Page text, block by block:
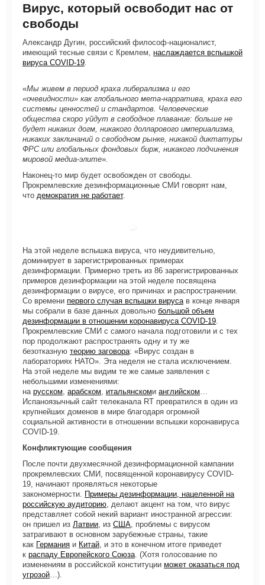
Вирус, который освободит нас от
свободы
Александр Дугин, российский философ-националист,
имеющий тесные связи с Кремлем, наслаждается вспышкой
вируса COVID-19
«Мы живем в период краха либерализма и его
«очевидности» как глобального мета-нарратива, краха его
системы ценностей и стандартов. Человеческие
общества скоро уйдут в свободное плавание: больше не
будет никаких догм, никакого долларового империализма,
никаких заклинаний о свободном рынке, никакой диктатуры
ФРС или глобальных фондовых бирж, никакого подчинения
мировой медиа-элите»
Наконец-то мир будет освобожден от свободы.
Прокремлевские дезинформационные СМИ говорят нам,
что демократия не работает.
На этой неделе вспышка вируса, что неудивительно,
доминирует в зарегистрированных примерах
дезинформации. Примерно треть из 86 зарегистрированных
примеров дезинформации на этой неделе посвящена
дезинформации о вирусе, его причинах и распространении.
Со времени первого случая вспышки вируса в конце января
мы собрали в базе данных довольно большой объем
дезинформации в отношении коронавируса COVID-19
Прокремлевские СМИ с самого начала подготовили и с тех
пор продолжают распространять одну и ту же
безотказную теорию заговора: «Вирус создан в
лабораториях НАТО». Эта неделя не стала исключением.
На этой неделе мы видим те же самые заявления с
небольшими изменениями:
на русском арабском итальянскоми английском
Испаноязычный сайт телеканала RT превратился в один из
крупнейших доменов в мире благодаря огромной
социальной активности в отношении вспышки коронавируса
COVID-19.
Конфликтующие сообщения
После почти двухмесячной дезинформационной кампании
прокремлевских СМИ, посвященной коронавирусу COVID-
19, начинают проявляться некоторые
закономерности.
Примеры дезинформации, нацеленной на
российскую аудиторию , делают акцент на том, что вирус
представляет собой некий вариант иностранной агрессии:
он пришел из Латвии , из США , проблемы с вирусом
затрагивают в основном зарубежные страны, такие
как Германия и Китай , и это в конечном итоге приведет
к распаду Европейского Союза . (Хотя голосование по
изменениям в российской конституции может оказаться под
угрозой …).